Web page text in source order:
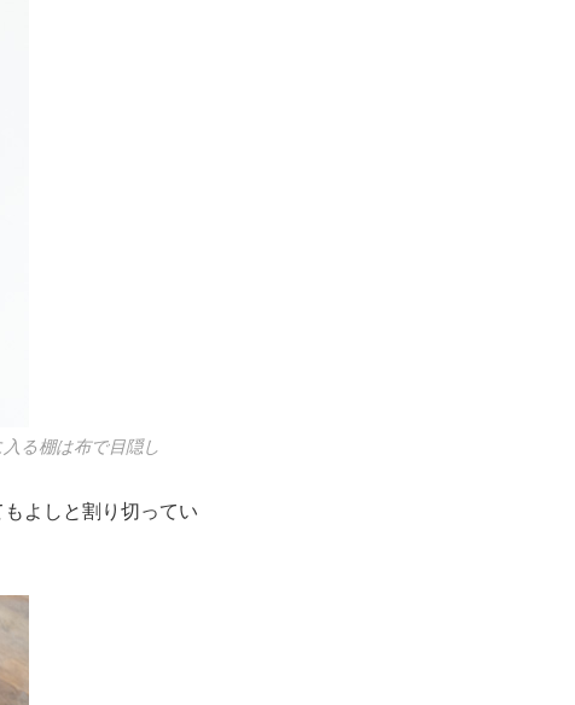
る棚は布で目隠し
よしと割り切ってい